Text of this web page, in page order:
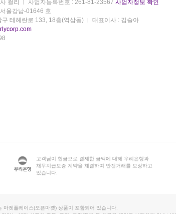
컬리 사업자등록번호 : 261-81-23567 사업자정보 확인
울강남-01646 호
구 테헤란로 133, 18층(역삼동)
대표이사 : 김슬아
고객님이 현금으로 결제한 금액에 대해 우리은행과
채무지급보증 계약을 체결하여 안전거래를 보장하고
있습니다.
켓플레이스(오픈마켓) 상품이 포함되어 있습니다.